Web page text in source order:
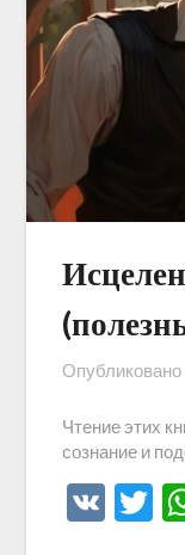
Опубликовано
Чтение этих
сознание и
VK